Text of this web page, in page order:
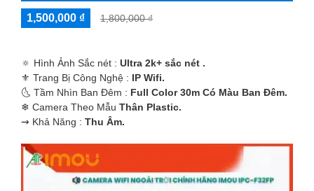
1,500,000 ₫ 1,800,000 ₫
🔅 Hình Ảnh Sắc nét : Ultra 2k+ sắc nét .
⚜️ Trang Bị Công Nghệ : IP Wifi.
🌜 Tầm Nhìn Ban Đêm : Full Color 30m Có Màu Ban Ðêm.
❄ Camera Theo Mẫu Thân Plastic.
️⇝ Khả Năng : Thu Âm.